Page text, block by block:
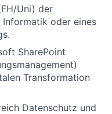
Uni) der
oder eines
SharePoint
Transformation
Datenschutz und